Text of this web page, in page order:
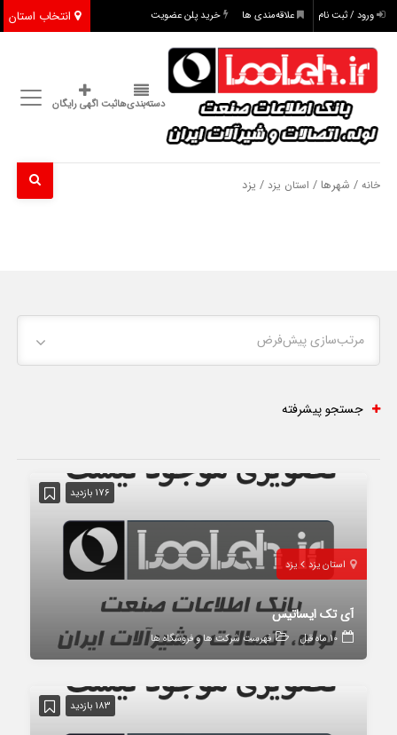
انتخاب استان ورود / ثبت نام علاقه‌مندی ها خرید پلن عضویت
دسته‌بندی‌هاثبت اگهی رایگان
خانه / شهرها / استان یزد / یزد
مرتب‌سازی پیش‌فرض
جستجو پیشرفته
176 بازدید
استان یزد یزد
آی تک ایساتیس
10 ماه قبل فهرست شرکت ها و فروشگاه ها
183 بازدید